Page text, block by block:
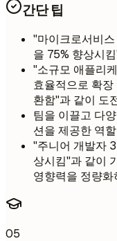
간단 팁
"마이크로서비
을 75% 향상시
"소규모 애플리
효율적으로 확
환함"과 같이 도
팀을 이끌고 다
션을 제공한 역
"주니어 개발자
상시킴"과 같이
영향력을 정량화
05